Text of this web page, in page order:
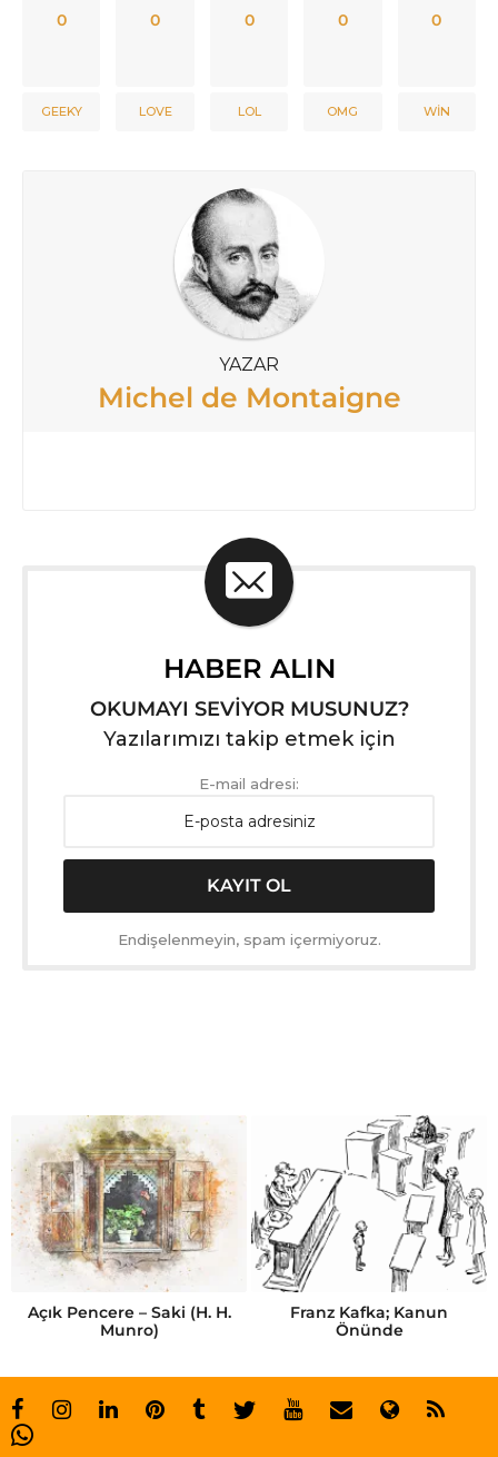
0
GEEKY
0
LOVE
0
LOL
0
OMG
0
WIN
YAZAR
Michel de Montaigne
HABER ALIN
OKUMAYI SEVİYOR MUSUNUZ?
Yazılarımızı takip etmek için
E-mail adresi:
Endişelenmeyin, spam içermiyoruz.
Açık Pencere – Saki (H. H.
Munro)
Franz Kafka; Kanun
Önünde